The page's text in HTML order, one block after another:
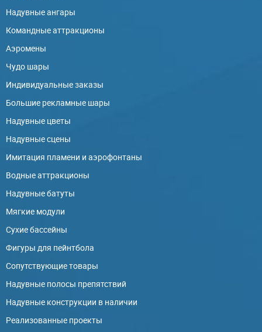
Надувные ангары
Командные аттракционы
Аэромены
Чудо шары
Индивидуальные заказы
Большие рекламные шары
Надувные цветы
Надувные сцены
Имитация пламени и аэрофонтаны
Водные аттракционы
Надувные батуты
Мягкие модули
Сухие бассейны
Фигуры для пейнтбола
Сопутствующие товары
Надувные полосы препятствий
Надувные конструкции в наличии
Реализованные проекты